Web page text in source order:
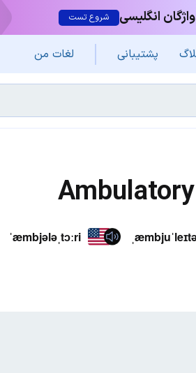
انگلیسی شروع تست
پشتیبانی لغات من
Ambulatory
ˈæmbjələˌtɔːri